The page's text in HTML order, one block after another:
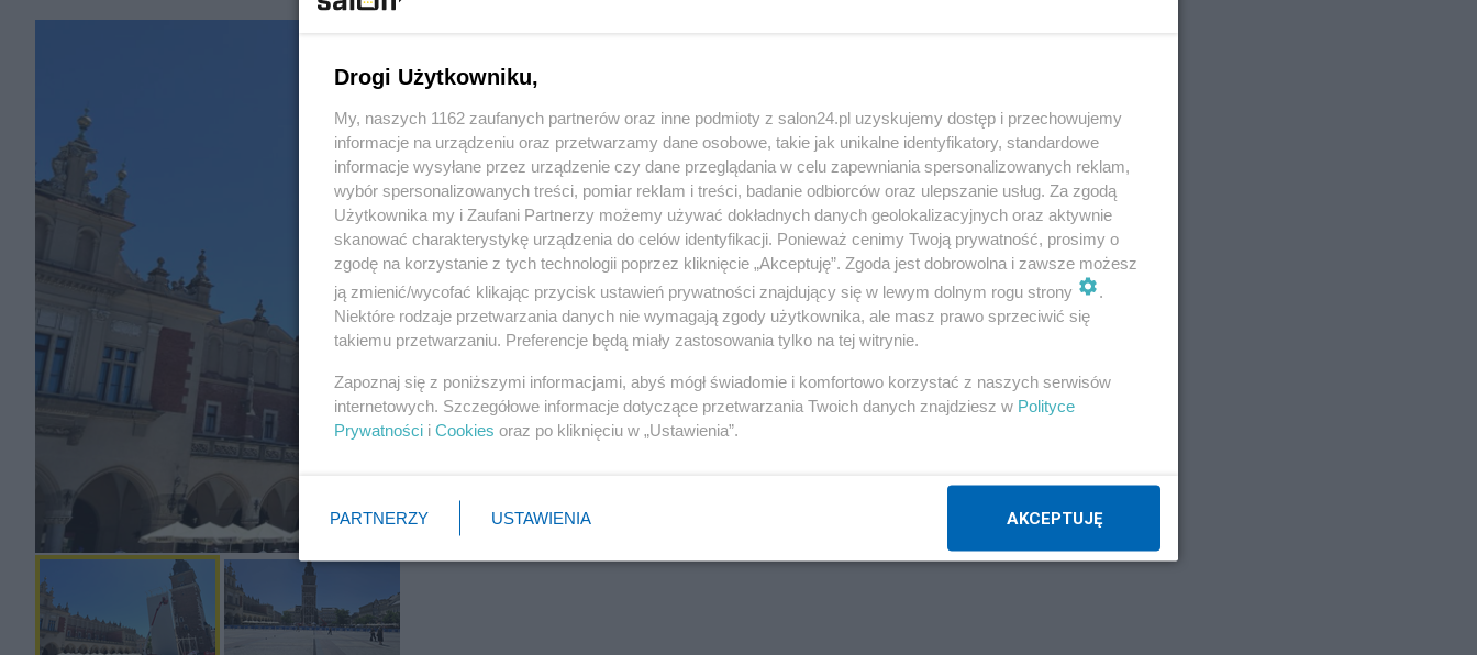
Drogi Użytkowniku,
My, naszych 1162 zaufanych partnerów oraz inne podmioty z salon24.pl uzyskujemy dostęp i przechowujemy
informacje na urządzeniu oraz przetwarzamy dane osobowe, takie jak unikalne identyfikatory, standardowe
informacje wysyłane przez urządzenie czy dane przeglądania w celu zapewniania spersonalizowanych reklam,
wybór spersonalizowanych treści, pomiar reklam i treści, badanie odbiorców oraz ulepszanie usług. Za zgodą
Użytkownika my i Zaufani Partnerzy możemy używać dokładnych danych geolokalizacyjnych oraz aktywnie
skanować charakterystykę urządzenia do celów identyfikacji. Ponieważ cenimy Twoją prywatność, prosimy o
zgodę na korzystanie z tych technologii poprzez kliknięcie „Akceptuję”. Zgoda jest dobrowolna i zawsze możesz
ją zmienić/wycofać klikając przycisk ustawień prywatności znajdujący się w lewym dolnym rogu strony
.
Niektóre rodzaje przetwarzania danych nie wymagają zgody użytkownika, ale masz prawo sprzeciwić się
takiemu przetwarzaniu. Preferencje będą miały zastosowania tylko na tej witrynie.
Zapoznaj się z poniższymi informacjami, abyś mógł świadomie i komfortowo korzystać z naszych serwisów
internetowych. Szczegółowe informacje dotyczące przetwarzania Twoich danych znajdziesz w Polityce
Prywatności i Cookies oraz po kliknięciu w „Ustawienia”.
PARTNERZY USTAWIENIA AKCEPTUJĘ